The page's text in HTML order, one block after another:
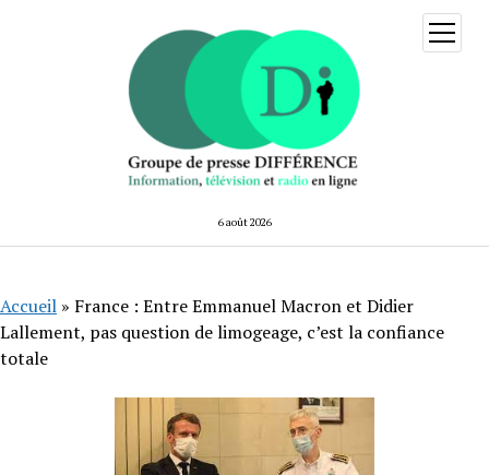
6 août 2026
ouvrir
menu
Accueil » France : Entre Emmanuel Macron et Didier
Lallement, pas question de limogeage, c’est la confiance
totale